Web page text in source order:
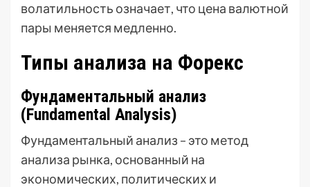
волатильность означает, что цена валютной
пары меняется медленно.
Типы анализа на Форекс
Фундаментальный анализ
(Fundamental Analysis)
Фундаментальный анализ – это метод
анализа рынка, основанный на
экономических, политических и